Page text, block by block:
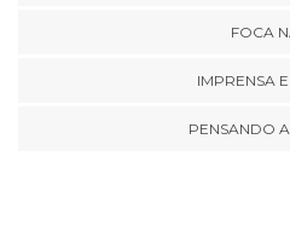
FOCA
IMPRENSA
PENSANDO